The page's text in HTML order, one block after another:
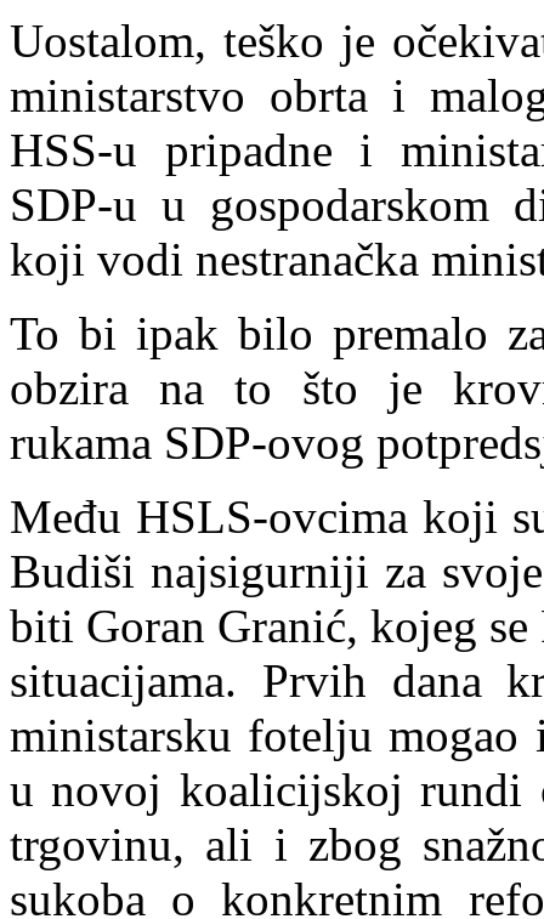
Uostalom, teško je
ministarstvo obrta i
HSS-u pripadne i
SDP-u u gospodarskom
koji vodi nestranačka
To bi ipak bilo premalo
obzira na to što je
rukama SDP-ovog
Među HSLS-ovcima koji
Budiši najsigurniji za
biti Goran Granić, kojeg
situacijama. Prvih dana
ministarsku fotelju
u novoj koalicijskoj rundi
trgovinu, ali i zbog
sukoba o konkretnim